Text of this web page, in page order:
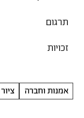
תרגום
זכויות
אמנות וחברה ציור